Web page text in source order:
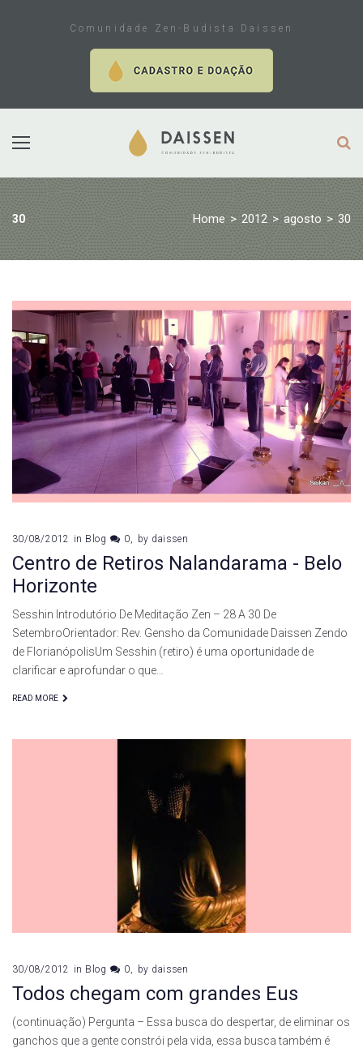
Comunidade Zen-Budista Daissen
30 Home > 2012 > agosto > 30
Dia:
30
de
agosto
de
2012
30/08/2012 in Blog 0 by daissen
Centro de Retiros Nalandarama - Belo
Horizonte
Sesshin Introdutório De Meditação Zen – 28 A 30 De
SetembroOrientador: Rev. Gensho da Comunidade Daissen Zendo
de FlorianópolisUm Sesshin (retiro) é uma oportunidade de
clarificar e aprofundar o que…
READ MORE
30/08/2012 in Blog 0 by daissen
Todos chegam com grandes Eus
(continuação) Pergunta – Essa busca do despertar, de eliminar os
ganchos que a gente constrói pela vida, essa busca também é